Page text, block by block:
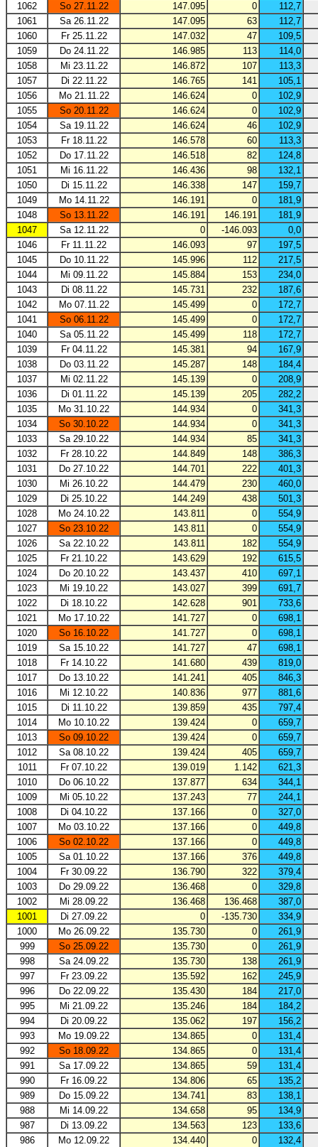
1062
So 27.11.22 147.095 0
112,7
1061
Sa 26.11.22 147.095 63
112,7
1060
Fr 25.11.22 147.032 47
109,5
1059
Do 24.11.22 146.985 113
114,0
1058
Mi 23.11.22 146.872 107
113,3
1057
Di 22.11.22 146.765 141
105,1
1056
Mo 21.11.22 146.624 0
102,9
1055
So 20.11.22 146.624 0
102,9
1054
Sa 19.11.22 146.624 46
102,9
1053
Fr 18.11.22 146.578 60
113,3
1052
Do 17.11.22 146.518 82
124,8
1051
Mi 16.11.22 146.436 98
132,1
1050
Di 15.11.22 146.338 147
159,7
1049
Mo 14.11.22 146.191 0
181,9
1048
So 13.11.22 146.191 146.191
181,9
1047
Sa 12.11.22 0 -146.093
0,0
1046
Fr 11.11.22 146.093 97
197,5
1045
Do 10.11.22 145.996 112
217,5
1044
Mi 09.11.22 145.884 153
234,0
1043
Di 08.11.22 145.731 232
187,6
1042
Mo 07.11.22 145.499 0
172,7
1041
So 06.11.22 145.499 0
172,7
1040
Sa 05.11.22 145.499 118
172,7
1039
Fr 04.11.22 145.381 94
167,9
1038
Do 03.11.22 145.287 148
184,4
1037
Mi 02.11.22 145.139 0
208,9
1036
Di 01.11.22 145.139 205
282,2
1035
Mo 31.10.22 144.934 0
341,3
1034
So 30.10.22 144.934 0
341,3
1033
Sa 29.10.22 144.934 85
341,3
1032
Fr 28.10.22 144.849 148
386,3
1031
Do 27.10.22 144.701 222
401,3
1030
Mi 26.10.22 144.479 230
460,0
1029
Di 25.10.22 144.249 438
501,3
1028
Mo 24.10.22 143.811 0
554,9
1027
So 23.10.22 143.811 0
554,9
1026
Sa 22.10.22 143.811 182
554,9
1025
Fr 21.10.22 143.629 192
615,5
1024
Do 20.10.22 143.437 410
697,1
1023
Mi 19.10.22 143.027 399
691,7
1022
Di 18.10.22 142.628 901
733,6
1021
Mo 17.10.22 141.727 0
698,1
1020
So 16.10.22 141.727 0
698,1
1019
Sa 15.10.22 141.727 47
698,1
1018
Fr 14.10.22 141.680 439
819,0
1017
Do 13.10.22 141.241 405
846,3
1016
Mi 12.10.22 140.836 977
881,6
1015
Di 11.10.22 139.859 435
797,4
1014
Mo 10.10.22 139.424 0
659,7
1013
So 09.10.22 139.424 0
659,7
1012
Sa 08.10.22 139.424 405
659,7
1011
Fr 07.10.22 139.019 1.142
621,3
1010
Do 06.10.22 137.877 634
344,1
1009
Mi 05.10.22 137.243 77
244,1
1008
Di 04.10.22 137.166 0
327,0
1007
Mo 03.10.22 137.166 0
449,8
1006
So 02.10.22 137.166 0
449,8
1005
Sa 01.10.22 137.166 376
449,8
1004
Fr 30.09.22 136.790 322
379,4
1003
Do 29.09.22 136.468 0
329,8
1002
Mi 28.09.22 136.468 136.468
387,0
1001
Di 27.09.22 0 -135.730
334,9
1000
Mo 26.09.22 135.730 0
261,9
999
So 25.09.22 135.730 0
261,9
998
Sa 24.09.22 135.730 138
261,9
997
Fr 23.09.22 135.592 162
245,9
996
Do 22.09.22 135.430 184
217,0
995
Mi 21.09.22 135.246 184
184,2
994
Di 20.09.22 135.062 197
156,2
993
Mo 19.09.22 134.865 0
131,4
992
So 18.09.22 134.865 0
131,4
991
Sa 17.09.22 134.865 59
131,4
990
Fr 16.09.22 134.806 65
135,2
989
Do 15.09.22 134.741 83
138,1
988
Mi 14.09.22 134.658 95
134,9
987
Di 13.09.22 134.563 123
133,6
986
Mo 12.09.22 134.440 0 132,4